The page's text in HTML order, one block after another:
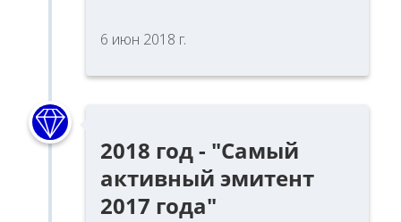
6 июн 2018 г.
2018 год - "Самый
активный эмитент
2017 года"